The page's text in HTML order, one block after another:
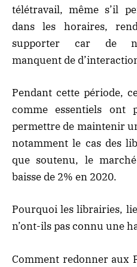
télétravail, même s’il
dans les horaires,
supporter car de
manquent de
Pendant cette période,
comme essentiels ont
permettre de maintenir
notamment le cas des
que soutenu, le
baisse de 2% en 2020.
Pourquoi les librairies,
n’ont-ils pas connu une
Comment redonner aux